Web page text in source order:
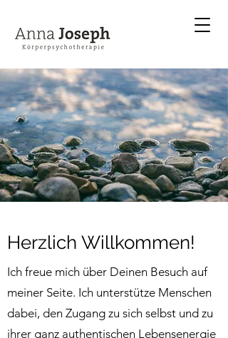
Herzlich Willkommen!
Ich freue mich über Deinen Besuch auf
meiner Seite. Ich unterstütze Menschen
dabei, den Zugang zu sich selbst und zu
ihrer ganz authentischen Lebensenergie